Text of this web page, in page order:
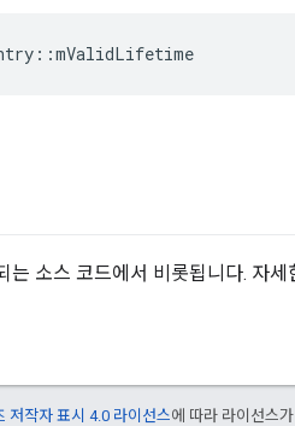
::mValidLifetime
는 소스 코드에서 비롯됩니다. 자
저작자 표시 4.0 라이선스에 따라 라이선스